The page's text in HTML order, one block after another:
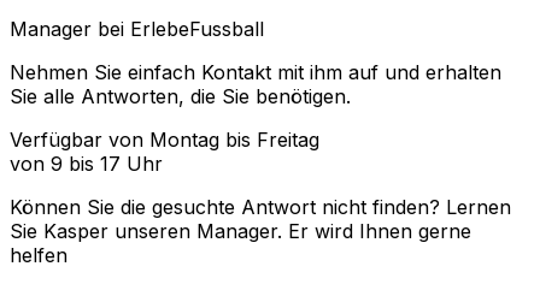
Manager bei ErlebeFussball
Nehmen Sie einfach Kontakt mit ihm auf und erhalten
Sie alle Antworten, die Sie benötigen.
Verfügbar von Montag bis Freitag
von 9 bis 17 Uhr
Können Sie die gesuchte Antwort nicht finden? Lernen
Sie Kasper unseren Manager. Er wird Ihnen gerne
helfen